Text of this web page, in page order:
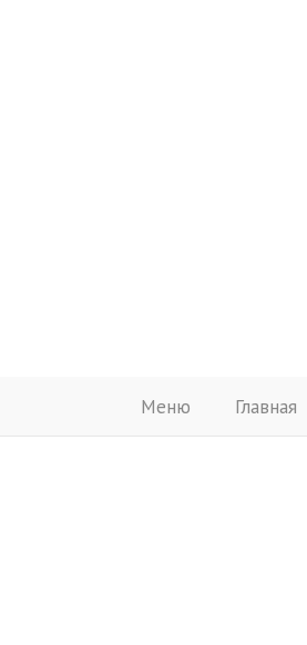
Меню Главная